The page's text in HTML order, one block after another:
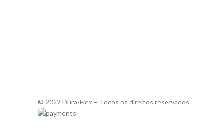
© 2022 Dura-Flex – Todos os direitos reservados.